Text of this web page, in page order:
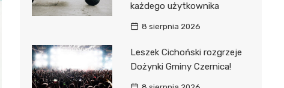
każdego użytkownika
8 sierpnia 2026
Leszek Cichoński rozgrzeje
Dożynki Gminy Czernica!